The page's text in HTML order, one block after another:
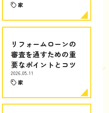
家
リフォームローンの
審査を通すための重
要なポイントとコツ
2026.05.11
家